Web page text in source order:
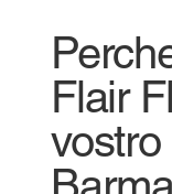
Flair